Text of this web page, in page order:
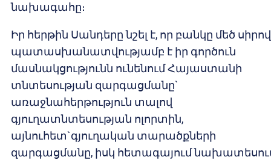
նախագահը։
Իր հերթին Սանդերը նշել է, որ բանկը մեծ
պատասխանատվությամբ է իր գործուն
մասնակցությունն ունենում Հայաստանի
տնտեսության զարգացմանը`
առաջնահերթություն տալով
գյուղատնտեսության ոլորտին,
այնուհետ`գյուղական տարածքների
զարգացմանը, իսկ հետագայում